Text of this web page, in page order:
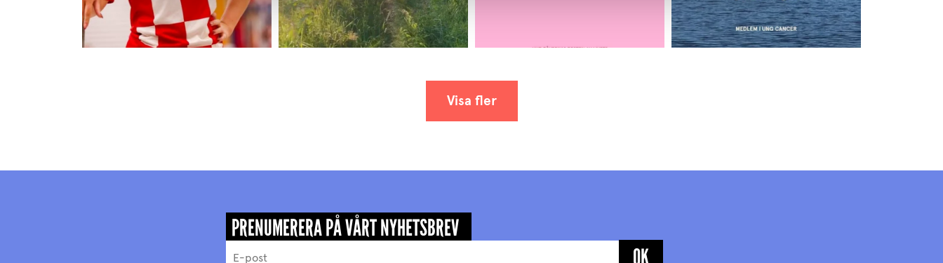
Visa fler
PRENUMERERA PÅ VÅRT NYHETSBREV